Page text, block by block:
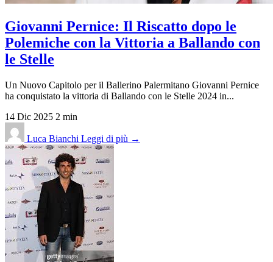
Giovanni Pernice: Il Riscatto dopo le
Polemiche con la Vittoria a Ballando con
le Stelle
Un Nuovo Capitolo per il Ballerino Palermitano Giovanni Pernice
ha conquistato la vittoria di Ballando con le Stelle 2024 in...
14 Dic 2025 2 min
Luca Bianchi Leggi di più →